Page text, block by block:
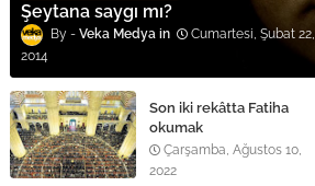
Şeytana saygı mı?
Veka Medya
Cumartesi, Şubat 22,
2014
Son iki rekâtta Fatiha
okumak
Çarşamba, Ağustos 10,
2022